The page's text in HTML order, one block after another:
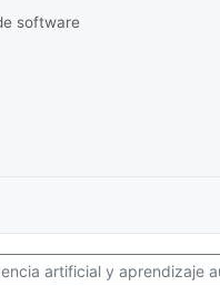
software
artificial y aprendizaje